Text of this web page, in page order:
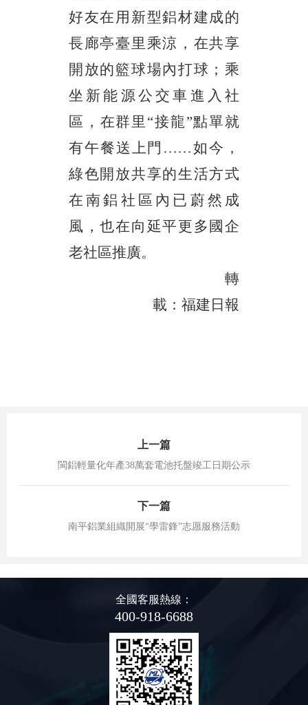
好友在用新型鋁材建成的
長廊亭臺里乘涼，在共享
開放的籃球場內打球；乘
坐新能源公交車進入社
區，在群里“接龍”點單就
有午餐送上門……如今，
綠色開放共享的生活方式
在南鋁社區內已蔚然成
風，也在向延平更多國企
老社區推廣。
轉
載：福建日報
上一篇
閩鋁輕量化年產38萬套電池托盤竣工日期公示
下一篇
南平鋁業組織開展“學雷鋒”志愿服務活動
全國客服熱線：
400-918-6688